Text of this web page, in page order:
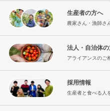
生産者の方へ
農家さん・漁師さ
法人・自治体
アライアンスのご
採用情報
生産者と食べる人